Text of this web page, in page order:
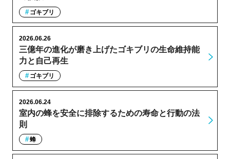
ゴキブリ
三億年の進化が磨き上げたゴキブリの生命維持能
力と自己再生
2026.06.26
ゴキブリ
室内の蜂を安全に排除するための寿命と行動の法
則
2026.06.24
蜂